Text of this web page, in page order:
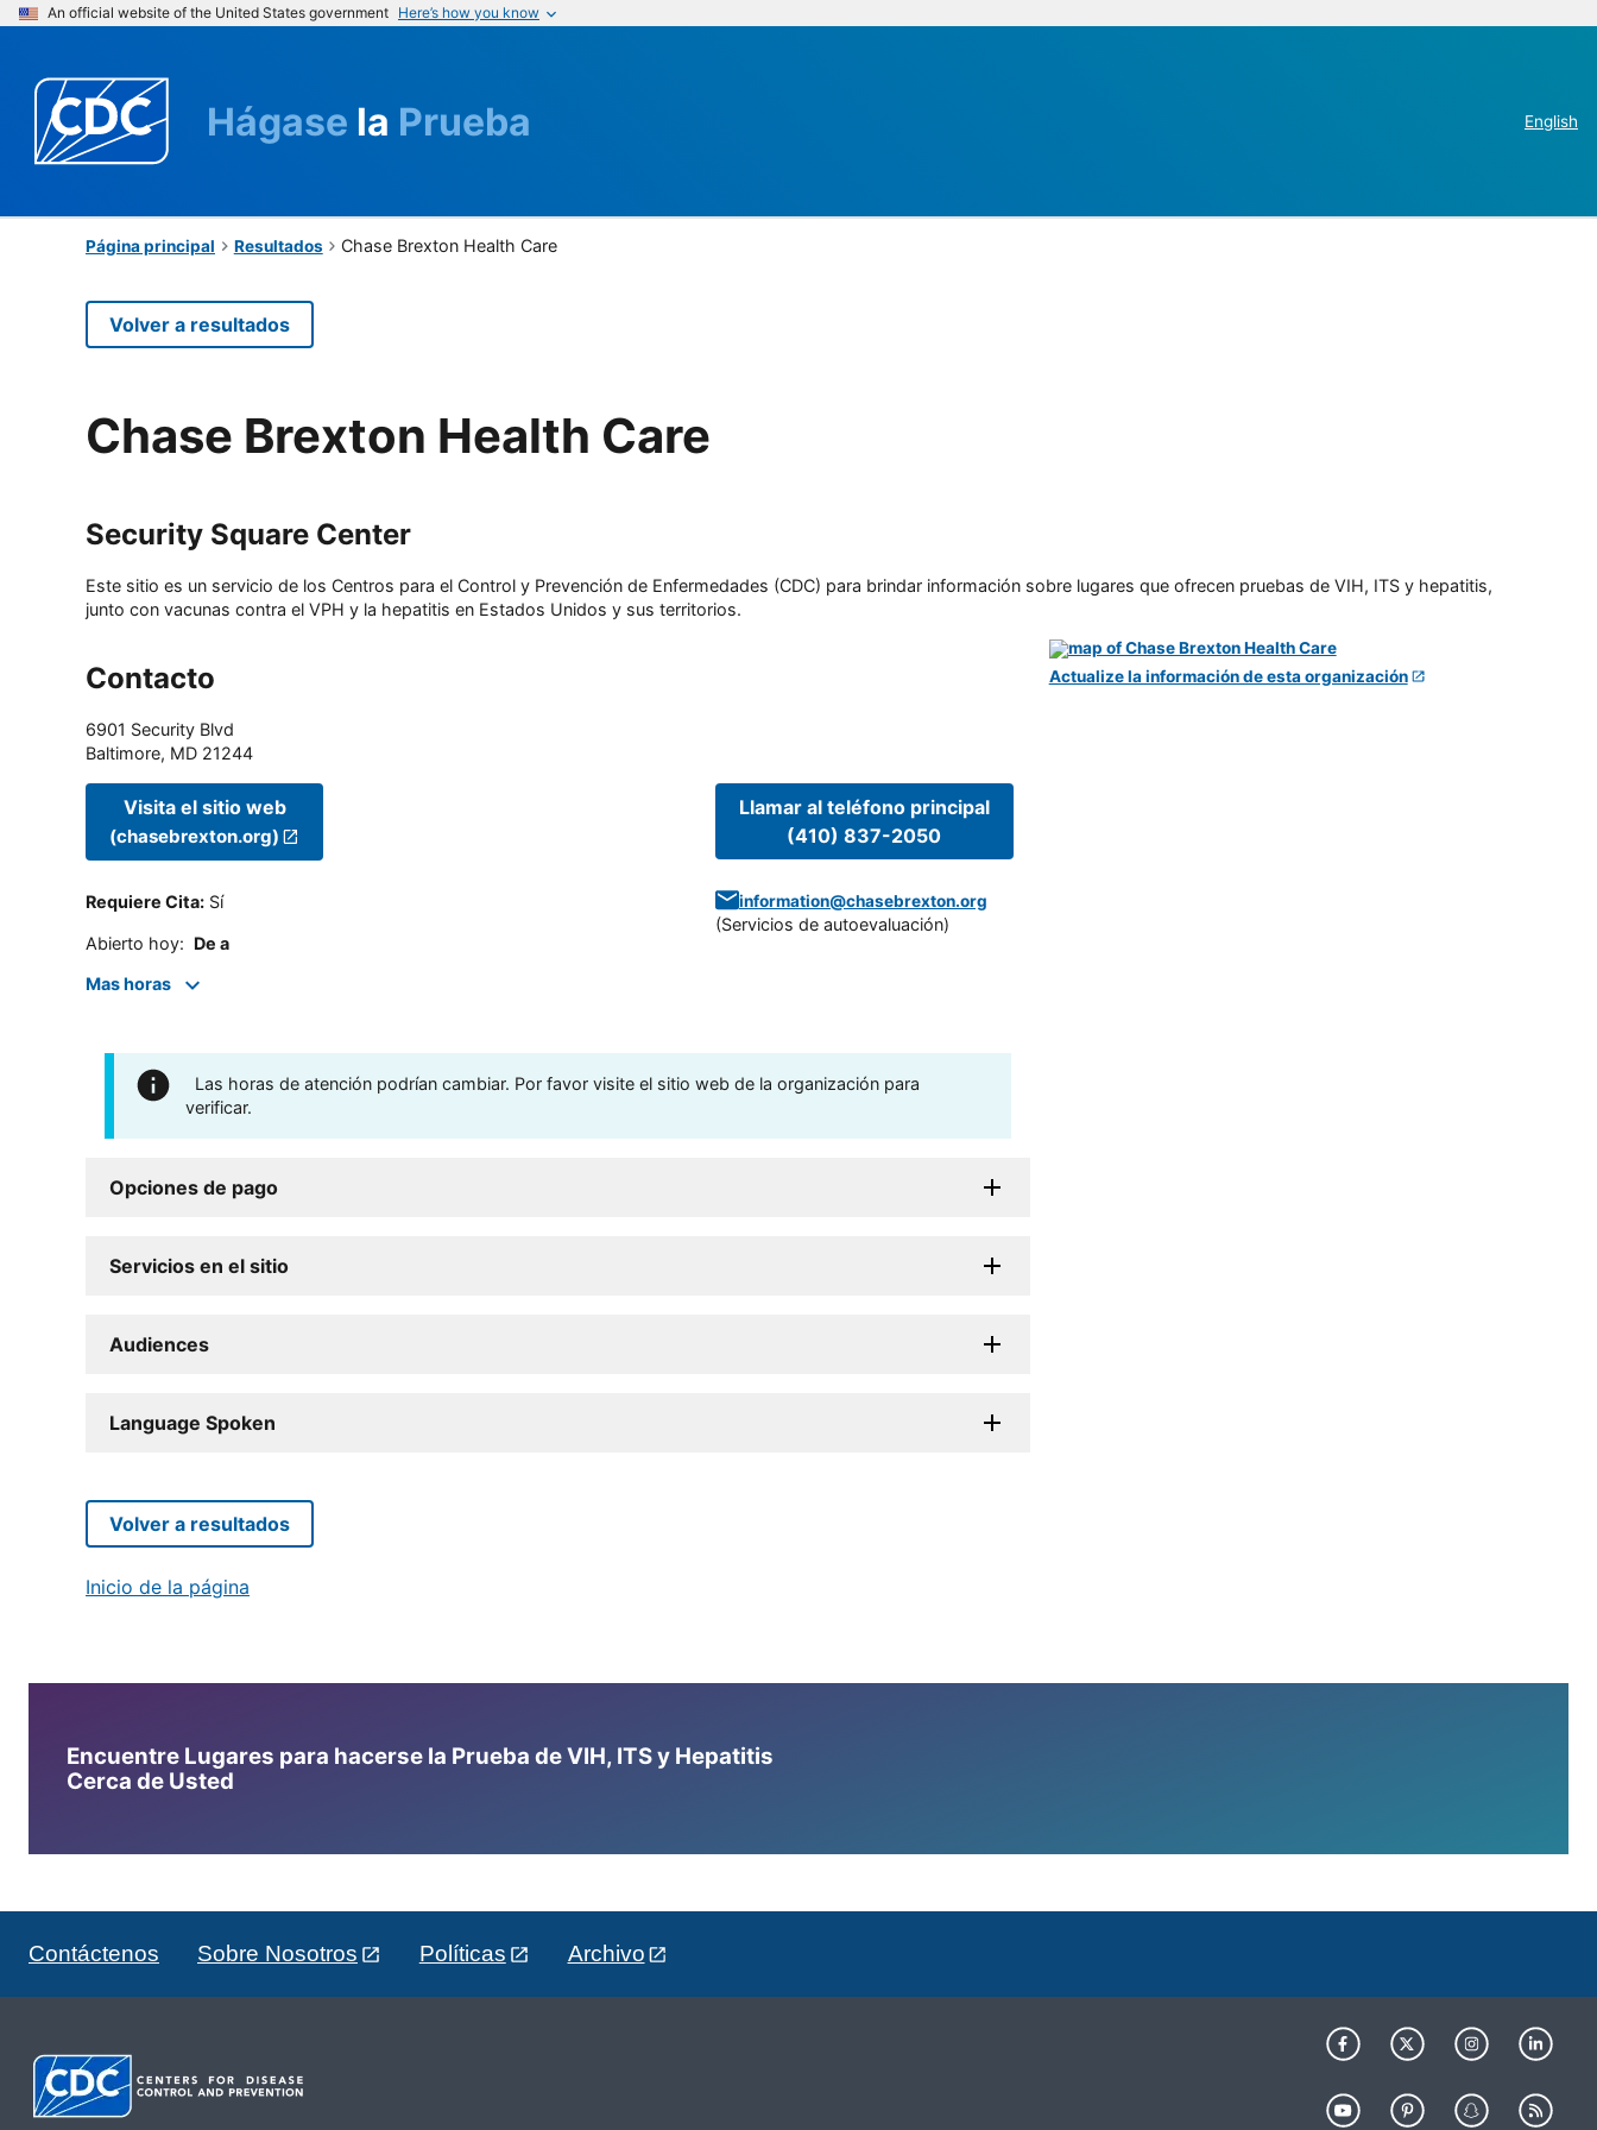
An official website of the United States government Here’s how you know
Hágase la Prueba English
Página principal Resultados Chase Brexton Health Care
Volver a resultados
Chase Brexton Health Care
Security Square Center
Este sitio es un servicio de los Centros para el Control y Prevención de Enfermedades (CDC) para brindar información sobre lugares que ofrecen pruebas de VIH, ITS y hepatitis,
junto con vacunas contra el VPH y la hepatitis en Estados Unidos y sus territorios.
Contacto
6901 Security Blvd
Baltimore, MD 21244
Visita el sitio web
(chasebrexton.org)
Requiere Cita: Sí
Abierto hoy: De a
Mas horas
Llamar al teléfono principal
(410) 837-2050
information@chasebrexton.org
(Servicios de autoevaluación)
Las horas de atención podrían cambiar. Por favor visite el sitio web de la organización para
verificar.
Opciones de pago
Servicios en el sitio
Audiences
Language Spoken
Actualize la información de esta organización
Volver a resultados
Inicio de la página
Encuentre Lugares para hacerse la Prueba de VIH, ITS y Hepatitis
Cerca de Usted
Contáctenos Sobre Nosotros Políticas Archivo